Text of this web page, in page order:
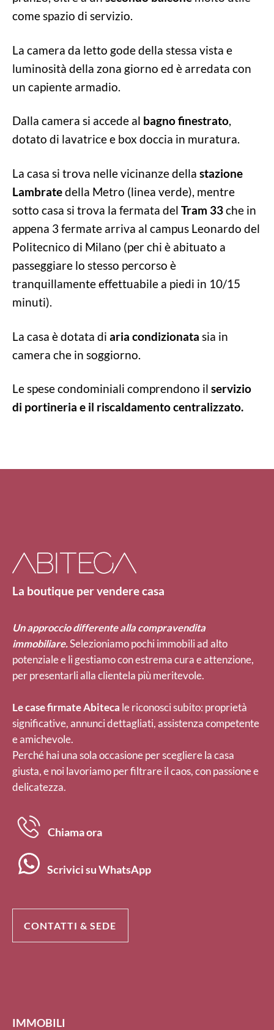
come spazio di servizio.
La camera da letto gode della stessa vista e
luminosità della zona giorno ed è arredata con
un capiente armadio.
Dalla camera si accede al bagno finestrato,
dotato di lavatrice e box doccia in muratura.
La casa si trova nelle vicinanze della stazione
Lambratedella Metro (linea verde), mentre
sotto casa si trova la fermata del Tram 33che in
appena 3 fermate arriva al campus Leonardo del
Politecnico di Milano (per chi è abituato a
passeggiare lo stesso percorso è
tranquillamente effettuabile a piedi in 10/15
minuti).
La casa è dotata di aria condizionata sia in
camera che in soggiorno.
Le spese condominiali comprendono il servizio
di portineria e il riscaldamento centralizzato.
La boutique per vendere casa
Un approccio differente alla compravendita
immobiliare.Selezioniamo pochi immobili ad alto
potenziale e li gestiamo con estrema cura e attenzione,
per presentarli alla clientela più meritevole.
Le case firmate Abiteca le riconosci subito: proprietà
significative, annunci dettagliati, assistenza competente
e amichevole.
Perché hai una sola occasione per scegliere la casa
giusta, e noi lavoriamo per filtrare il caos, con passione e
delicatezza.
Chiama ora
Scrivici su WhatsApp
CONTATTI & SEDE
IMMOBILI